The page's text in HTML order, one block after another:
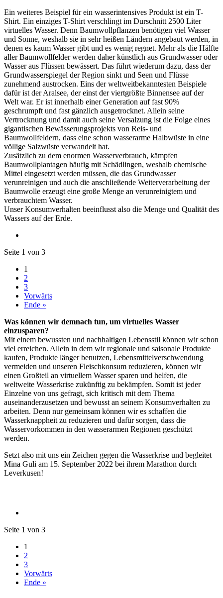
Ein weiteres Beispiel für ein wasserintensives Produkt ist ein T-
Shirt. Ein einziges T-Shirt verschlingt im Durschnitt 2500 Liter
virtuelles Wasser. Denn Baumwollpflanzen benötigen viel Wasser
und Sonne, weshalb sie in sehr heißen Ländern angebaut werden, in
denen es kaum Wasser gibt und es wenig regnet. Mehr als die Hälfte
aller Baumwollfelder werden daher künstlich aus Grundwasser oder
Wasser aus Flüssen bewässert. Das führt wiederum dazu, dass der
Grundwasserspiegel der Region sinkt und Seen und Flüsse
zunehmend austrocken. Eins der weltweitbekanntesten Beispiele
dafür ist der Aralsee, der einst der viertgrößte Binnensee auf der
Welt war. Er ist innerhalb einer Generation auf fast 90%
geschrumpft und fast gänzlich ausgetrocknet. Allein seine
Vertrocknung und damit auch seine Versalzung ist die Folge eines
gigantischen Bewässerungsprojekts von Reis- und
Baumwollfeldern, dass eine schon wasserarme Halbwüste in eine
völlige Salzwüste verwandelt hat.
Zusätzlich zu dem enormen Wasserverbrauch, kämpfen
Baumwollplantagen häufig mit Schädlingen, weshalb chemische
Mittel eingesetzt werden müssen, die das Grundwasser
verunreinigen und auch die anschließende Weiterverarbeitung der
Baumwolle erzeugt eine große Menge an verunreinigtem und
verbrauchtem Wasser.
Unser Konsumverhalten beeinflusst also die Menge und Qualität des
Wassers auf der Erde.
Seite 1 von 3
1
2
3
Vorwärts
Ende »
Was können wir demnach tun, um virtuelles Wasser
einzusparen?
Mit einem bewussten und nachhaltigen Lebensstil können wir schon
viel erreichen. Allein in dem wir regionale und saisonale Produkte
kaufen, Produkte länger benutzen, Lebensmittelverschwendung
vermeiden und unseren Fleischkonsum reduzieren, können wir
einen Großteil an virtuellem Wasser sparen und helfen, die
weltweite Wasserkrise zukünftig zu bekämpfen. Somit ist jeder
Einzelne von uns gefragt, sich kritisch mit dem Thema
auseinanderzusetzen und bewusst an seinem Konsumverhalten zu
arbeiten. Denn nur gemeinsam können wir es schaffen die
Wasserknappheit zu reduzieren und dafür sorgen, dass die
Wasservorkommen in den wasserarmen Regionen geschützt
werden.
Setzt also mit uns ein Zeichen gegen die Wasserkrise und begleitet
Mina Guli am 15. September 2022 bei ihrem Marathon durch
Leverkusen!
Seite 1 von 3
1
2
3
Vorwärts
Ende »